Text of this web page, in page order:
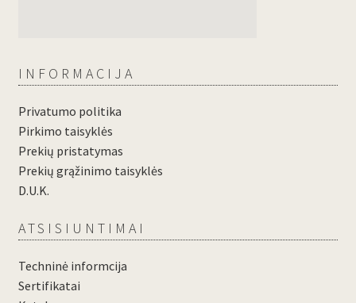
INFORMACIJA
Privatumo politika
Pirkimo taisyklės
Prekių pristatymas
Prekių grąžinimo taisyklės
D.U.K.
ATSISIUNTIMAI
Techninė informcija
Sertifikatai